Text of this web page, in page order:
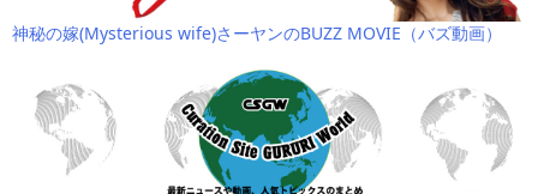
神秘の嫁(Mysterious wife)さーヤンのBUZZ MOVIE（バズ動画）